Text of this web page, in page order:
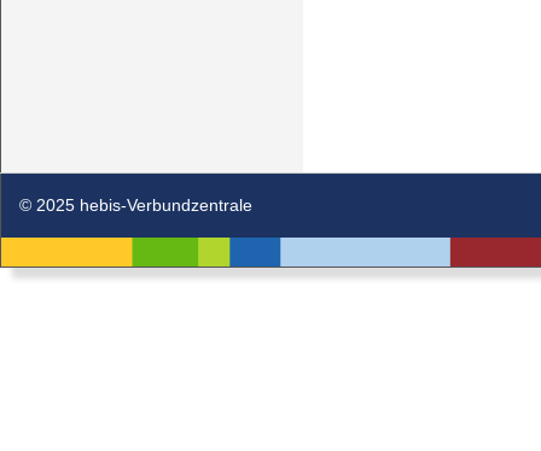
© 2025 hebis-Verbundzentrale